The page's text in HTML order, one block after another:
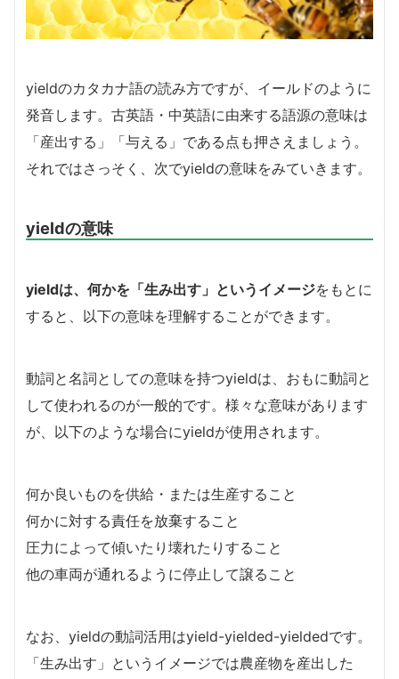
yieldのカタカナ語の読み方ですが、イールドのように
発音します。古英語・中英語に由来する語源の意味は
「産出する」「与える」である点も押さえましょう。
それではさっそく、次でyieldの意味をみていきます。
yieldの意味
yieldは、何かを「生み出す」というイメージをもとに
すると、以下の意味を理解することができます。
動詞と名詞としての意味を持つyieldは、おもに動詞と
して使われるのが一般的です。様々な意味があります
が、以下のような場合にyieldが使用されます。
何か良いものを供給・または生産すること
何かに対する責任を放棄すること
圧力によって傾いたり壊れたりすること
他の車両が通れるように停止して譲ること
なお、yieldの動詞活用はyield-yielded-yieldedです。
「生み出す」というイメージでは農産物を産出した